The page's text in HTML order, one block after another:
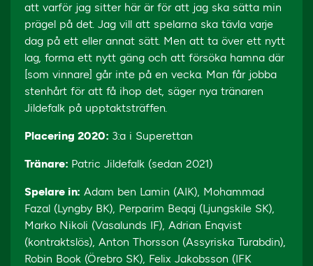
att varför jag sitter här är för att jag ska sätta min
prägel på det. Jag vill att spelarna ska tävla varje
dag på ett eller annat sätt. Men att ta över ett nytt
lag, forma ett nytt gäng och att försöka hamna där
[som vinnare] går inte på en vecka. Man får jobba
stenhårt för att få ihop det, säger nya tränaren
Jildefalk på upptaktsträffen.
Placering 2020: 3:a i Superettan
Tränare: Patric Jildefalk (sedan 2021)
Spelare in: Adam ben Lamin (AIK), Mohammad
Fazal (Lyngby BK), Perparim Beqaj (Ljungskile SK),
Marko Nikoli (Vasalunds IF), Adrian Enqvist
(kontraktslös), Anton Thorsson (Assyriska Turabdin),
Robin Book (Örebro SK), Felix Jakobsson (IFK